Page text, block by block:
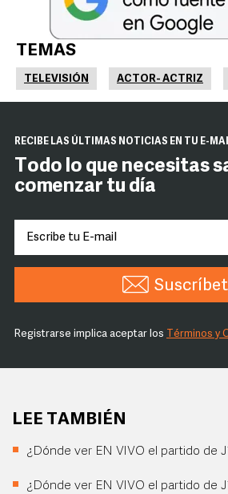
TEMAS
TELEVISIÓN ACTOR- ACTRIZ
RECIBE LAS ÚLTIMAS NOTICIAS EN TU E-
Todo lo que necesitas
comenzar tu día
Registrarse implica aceptar los Términos y
LEE TAMBIÉN
¿Dónde ver EN VIVO el partido de
¿Dónde ver EN VIVO el partido de